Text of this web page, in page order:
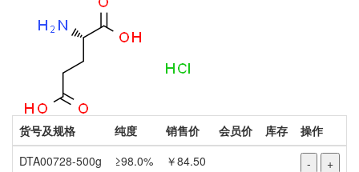
货号及规格 纯度 销售价 会员价 库存
操作
DTA00728-500g
≥98.0% ￥84.50 - +